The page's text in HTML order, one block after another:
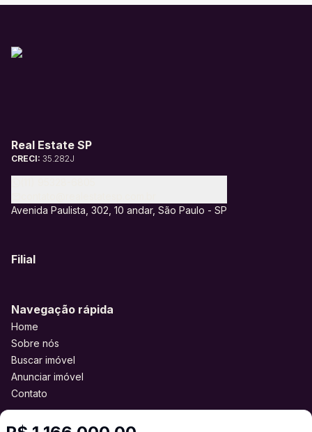
Real Estate SP
CRECI: 35.282J
Avenida Paulista, 302, 10 andar, São Paulo - SP
Filial
Navegação rápida
Home
Sobre nós
Buscar imóvel
Anunciar imóvel
Contato